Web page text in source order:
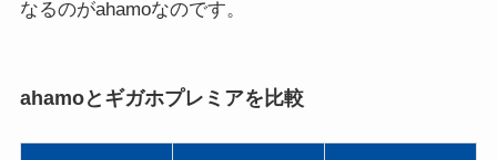
なるのがahamoなのです。
ahamoとギガホプレミアを比較